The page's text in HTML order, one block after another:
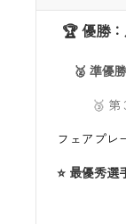
🏆 優勝
🥈 準優
🥉 第
フェアプレ
⭐ 最優秀選